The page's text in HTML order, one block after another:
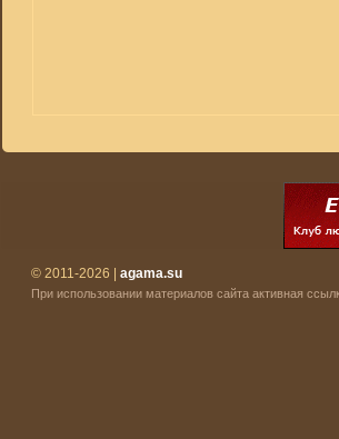
© 2011-2026 | agama.su
При использовании материалов сайта активная